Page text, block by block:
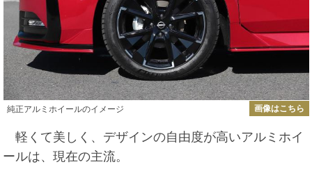
純正アルミホイールのイメージ 画像はこちら
軽くて美しく、デザインの自由度が高いアルミホイ
ールは、現在の主流。